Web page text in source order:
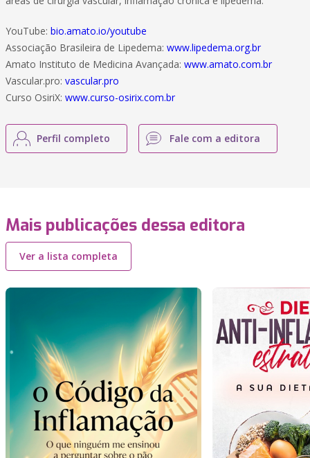
YouTube: bio.amato.io/youtube
Associação Brasileira de Lipedema: www.lipedema.org.br
Amato Instituto de Medicina Avançada: www.amato.com.br
Vascular.pro: vascular.pro
Curso OsiriX: www.curso-osirix.com.br
Perfil completo Fale com a editora
Mais publicações dessa editora
Ver a lista completa